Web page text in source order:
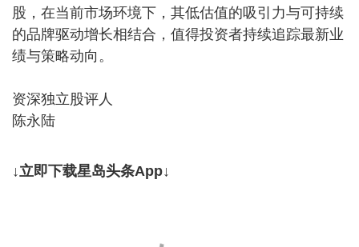
股，在当前市场环境下，其低估值的吸引力与可持续
的品牌驱动增长相结合，值得投资者持续追踪最新业
绩与策略动向。
资深独立股评人
陈永陆
↓立即下载星岛头条App↓